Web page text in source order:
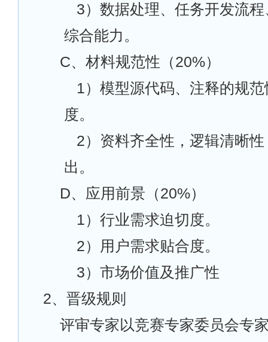
3）数据处理、任务开发流
综合能力。
C、材料规范性（20%）
1）模型源代码、注释的规
度。
2）资料齐全性，逻辑清晰
出。
D、应用前景（20%）
1）行业需求迫切度。
2）用户需求贴合度。
3）市场价值及推广性
2、晋级规则
评审专家以竞赛专家委员会专